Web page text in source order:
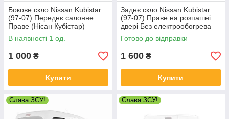
Бокове скло Nissan Kubistar
(97-07) Переднє салонне
Праве (Нісан Кубістар)
В наявності 1 од.
1 000 ₴
Купити
Заднє скло Nissan Kubistar
(97-07) Праве на розпашні
двері Без електрообогрева
(Нісан Кубістар)
Готово до відправки
1 600 ₴
Купити
Слава ЗСУ! Слава ЗСУ!